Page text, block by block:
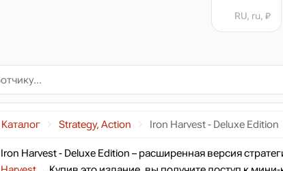
RU, ru, ₽
Каталог Strategy, Action Iron Harvest - Deluxe Edition
Iron Harvest - Deluxe Edition – расширенная версия